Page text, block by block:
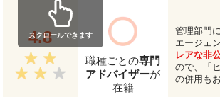
4.8
職種ごとの専門
アドバイザーが
在籍
管理部門
エージェ
レアな非
ので、「
の併用も